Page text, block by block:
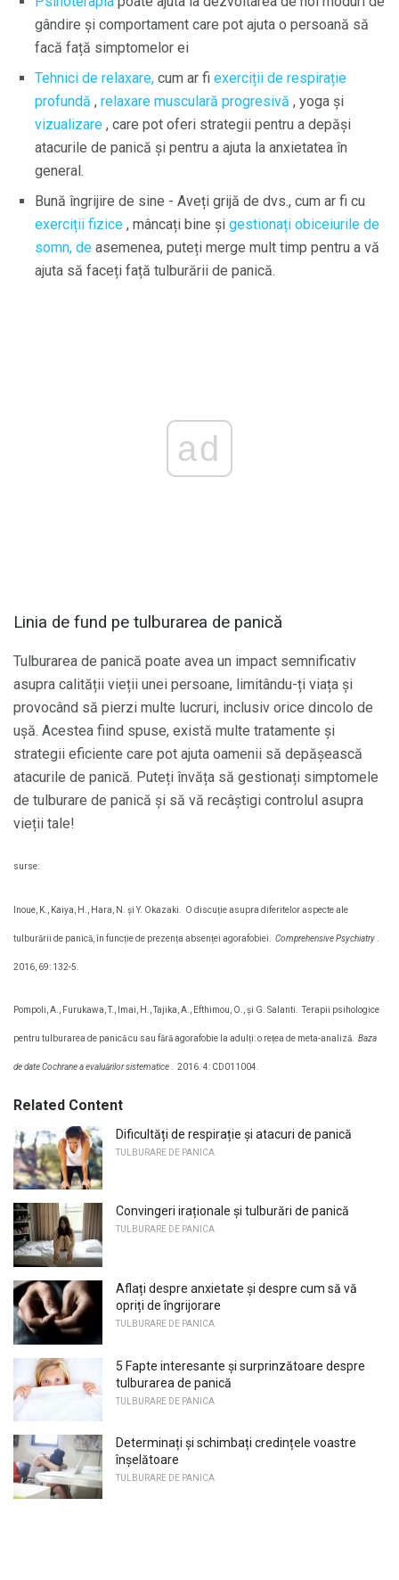
gândire și comportament care pot ajuta o persoană să
facă față simptomelor ei
Tehnici de relaxare, cum ar fi exerciții de respirație
profundă , relaxare musculară progresivă , yoga și
vizualizare , care pot oferi strategii pentru a depăși
atacurile de panică și pentru a ajuta la anxietatea în
general.
Bună îngrijire de sine - Aveți grijă de dvs., cum ar fi cu
exerciții fizice , mâncați bine și gestionați obiceiurile de
somn, de asemenea, puteți merge mult timp pentru a vă
ajuta să faceți față tulburării de panică.
ad
Linia de fund pe tulburarea de panică
Tulburarea de panică poate avea un impact semnificativ
asupra calității vieții unei persoane, limitându-ți viața și
provocând să pierzi multe lucruri, inclusiv orice dincolo de
ușă. Acestea fiind spuse, există multe tratamente și
strategii eficiente care pot ajuta oamenii să depășească
atacurile de panică. Puteți învăța să gestionați simptomele
de tulburare de panică și să vă recâștigi controlul asupra
vieții tale!
surse:
Inoue, K., Kaiya, H., Hara, N. și Y. Okazaki. O discuție asupra diferitelor aspecte ale
tulburării de panică, în funcție de prezența absenței agorafobiei. Comprehensive Psychiatry
2016, 69: 132-5.
Pompoli, A., Furukawa, T., Imai, H., Tajika, A., Efthimou, O., și G. Salanti. Terapii psihologice
pentru tulburarea de panică cu sau fără agorafobie la adulți: o rețea de meta-analiză. Baza
de date Cochrane a evaluărilor sistematice. 2016. 4: CD011004.
Related Content
Dificultăți de respirație și atacuri de panică
TULBURARE DE PANICA
Convingeri iraționale și tulburări de panică
TULBURARE DE PANICA
Aflați despre anxietate și despre cum să vă
opriți de îngrijorare
TULBURARE DE PANICA
5 Fapte interesante și surprinzătoare despre
tulburarea de panică
TULBURARE DE PANICA
Determinați și schimbați credințele voastre
înșelătoare
TULBURARE DE PANICA